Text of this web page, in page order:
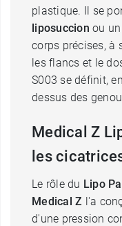
plastique. Il se
liposuccion ou un
corps précises, à
les flancs et le
S003 se définit,
dessus des
Medical Z
les
Le rôle du Lipo
Medical Z l'a
d'une pression